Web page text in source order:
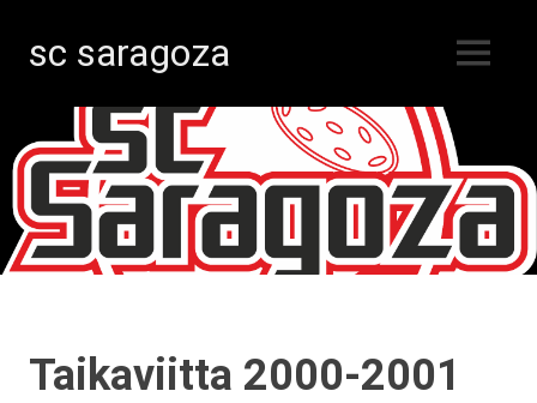
content
sc saragoza
Kristiinankaupungissa
vuodesta
1996
MENU
Taikaviitta 2000-2001